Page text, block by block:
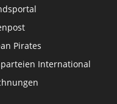
Pirates
International